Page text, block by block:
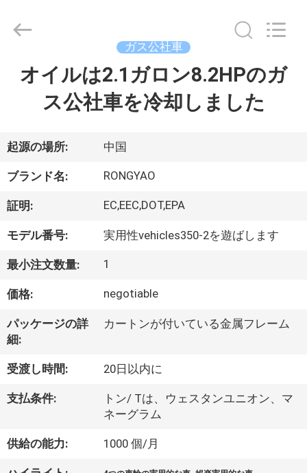
ロ
ダ
ク
ト
達
に
つ
い
工
Shanghai
Rongyao
Reserved.
ガス公社車
オイルは2.1ガロン8.2HPのガ
ス公社車を冷却しました
起源の場所: 中国
ブランド名: RONGYAO
証明: EC,EEC,DOT,EPA
モデル番号: 実用性vehicles350-2を遊ばします
最小注文数量: 1
価格: negotiable
パッケージの詳
細:
カートンが付いている金属フレーム
受渡し時間: 20日以内に
支払条件:
トン/ Tは、ウェスタンユニオン、マ
ネーグラム
供給の能力: 1000 個/月